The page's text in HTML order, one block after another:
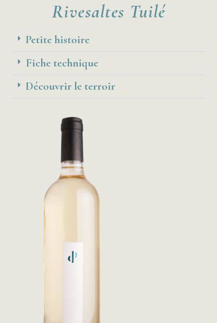
Rivesaltes Tuilé
Petite histoire
Fiche technique
Découvrir le terroir